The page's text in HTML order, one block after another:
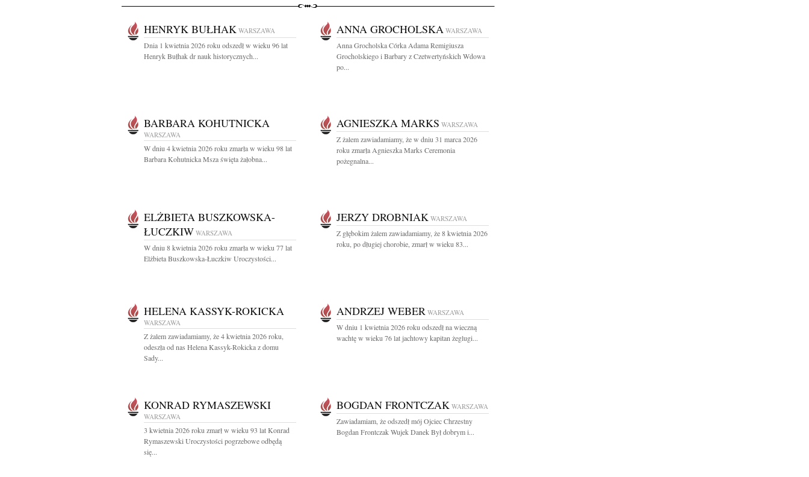
HENRYK BUŁHAK WARSZAWA
Dnia 1 kwietnia 2026 roku odszedł w wieku 96 lat
Henryk Bułhak dr nauk historycznych...
ANNA GROCHOLSKA WARSZAWA
Anna Grocholska Córka Adama Remigiusza
Grocholskiego i Barbary z Czetwertyńskich Wdowa
po...
BARBARA KOHUTNICKA
WARSZAWA
W dniu 4 kwietnia 2026 roku zmarła w wieku 98 lat
Barbara Kohutnicka Msza święta żałobna...
AGNIESZKA MARKS WARSZAWA
Z żalem zawiadamiamy, że w dniu 31 marca 2026
roku zmarła Agnieszka Marks Ceremonia
pożegnalna...
ELŻBIETA BUSZKOWSKA-
ŁUCZKIW WARSZAWA
W dniu 8 kwietnia 2026 roku zmarła w wieku 77 lat
Elżbieta Buszkowska-Łuczkiw Uroczystości...
JERZY DROBNIAK WARSZAWA
Z głębokim żalem zawiadamiamy, że 8 kwietnia 2026
roku, po długiej chorobie, zmarł w wieku 83...
HELENA KASSYK-ROKICKA
WARSZAWA
Z żalem zawiadamiamy, że 4 kwietnia 2026 roku,
odeszła od nas Helena Kassyk-Rokicka z domu
Sady...
ANDRZEJ WEBER WARSZAWA
W dniu 1 kwietnia 2026 roku odszedł na wieczną
wachtę w wieku 76 lat jachtowy kapitan żeglugi...
KONRAD RYMASZEWSKI
WARSZAWA
3 kwietnia 2026 roku zmarł w wieku 93 lat Konrad
Rymaszewski Uroczystości pogrzebowe odbędą
się...
BOGDAN FRONTCZAK WARSZAWA
Zawiadamiam, że odszedł mój Ojciec Chrzestny
Bogdan Frontczak Wujek Danek Był dobrym i...